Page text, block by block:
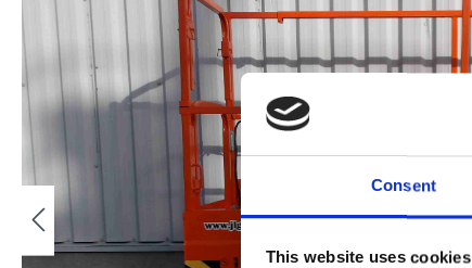
Consent
This website uses cookies